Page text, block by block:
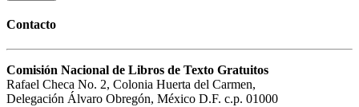
Contacto
Comisión Nacional de Libros de Texto Gratuitos
Rafael Checa No. 2, Colonia Huerta del Carmen,
Delegación Álvaro Obregón, México D.F. c.p. 01000